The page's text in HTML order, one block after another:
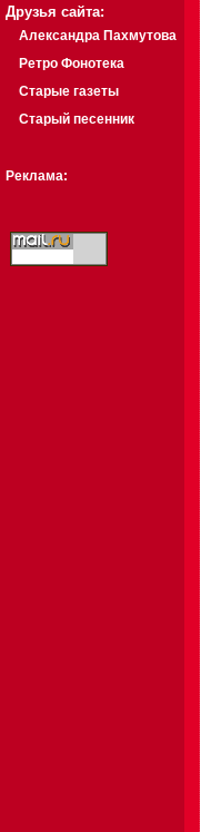
Друзья сайта:
Александра Пахмутова
Ретро Фонотека
Старые газеты
Старый песенник
Реклама: